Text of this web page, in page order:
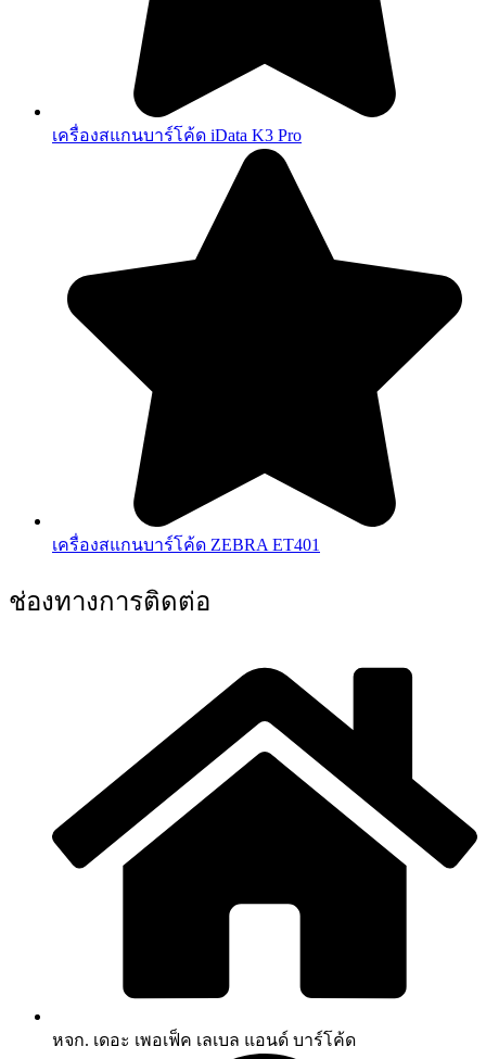
เครื่องสแกนบาร์โค้ด iData K3 Pro
เครื่องสแกนบาร์โค้ด ZEBRA ET401
ช่องทางการติดต่อ
หจก. เดอะ เพอเฟ็ค เลเบล แอนด์ บาร์โค้ด